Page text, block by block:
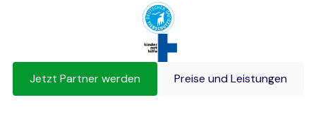
Jetzt Partner werden Preise und Leistungen